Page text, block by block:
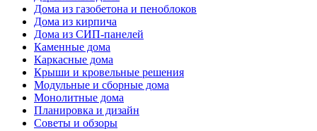
Дома из газобетона и пеноблоков
Дома из кирпича
Дома из СИП-панелей
Каменные дома
Каркасные дома
Крыши и кровельные решения
Модульные и сборные дома
Монолитные дома
Планировка и дизайн
Советы и обзоры